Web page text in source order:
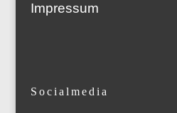
Impressum
Socialmedia